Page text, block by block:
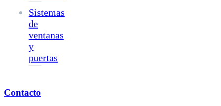
Sistemas
de
ventanas
y
puertas
Contacto